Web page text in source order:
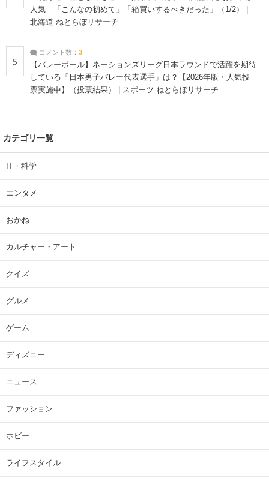
人気 「こんなの初めて」「箱買いするべきだった」（1/2） |
北海道 ねとらぼリサーチ
5
コメント数： 3
【バレーボール】ネーションズリーグ日本ラウンドで活躍を期待
している「日本男子バレー代表選手」は？【2026年版・人気投
票実施中】（投票結果） | スポーツ ねとらぼリサーチ
カテゴリ一覧
IT・科学
エンタメ
おかね
カルチャー・アート
クイズ
グルメ
ゲーム
ディズニー
ニュース
ファッション
ホビー
ライフスタイル